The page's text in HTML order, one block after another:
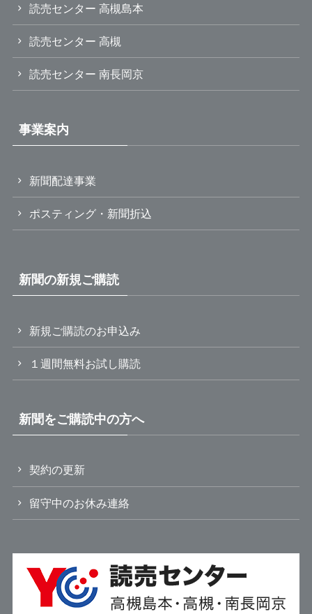
読売センター 高槻島本
読売センター 高槻
読売センター 南長岡京
事業案内
新聞配達事業
ポスティング・新聞折込
新聞の新規ご購読
新規ご購読のお申込み
１週間無料お試し購読
新聞をご購読中の方へ
契約の更新
留守中のお休み連絡